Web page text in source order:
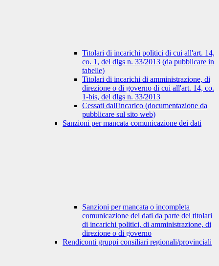
Titolari di incarichi politici di cui all'art. 14,
co. 1, del dlgs n. 33/2013 (da pubblicare in
tabelle)
Titolari di incarichi di amministrazione, di
direzione o di governo di cui all'art. 14, co.
1-bis, del dlgs n. 33/2013
Cessati dall'incarico (documentazione da
pubblicare sul sito web)
Sanzioni per mancata comunicazione dei dati
Sanzioni per mancata o incompleta
comunicazione dei dati da parte dei titolari
di incarichi politici, di amministrazione, di
direzione o di governo
Rendiconti gruppi consiliari regionali/provinciali